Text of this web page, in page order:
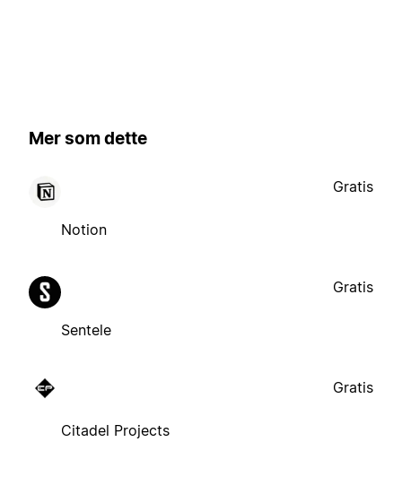
Mer som dette
Notion
Gratis
Sentele
Gratis
Citadel Projects
Gratis